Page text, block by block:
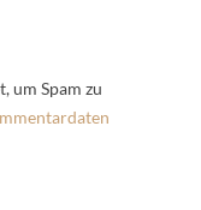
um Spam zu